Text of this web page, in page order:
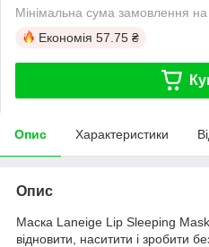
Мінімальна сума замовлення
Економія 57.75 ₴
Опис Характеристики
Опис
Маска Laneige Lip Sleeping
відновити, наситити і зробити